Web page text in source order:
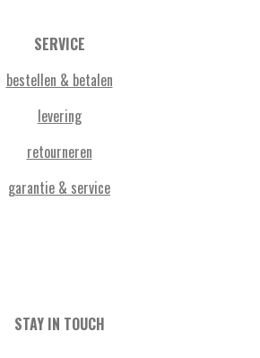
SERVICE
bestellen & betalen
levering
retourneren
garantie & service
STAY IN TOUCH